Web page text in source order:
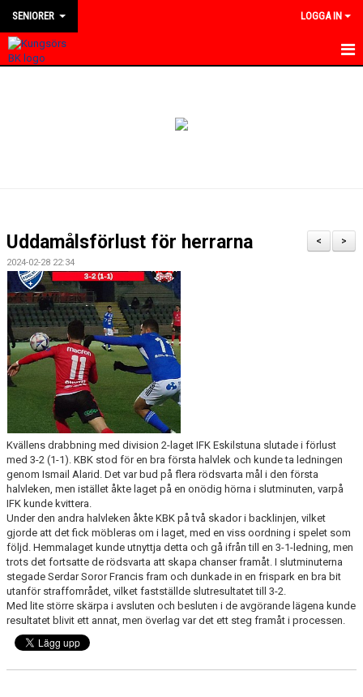
SENIORER LOGGA IN
DOKUMENT
KONTAKT
MATCHER
DIVISION 4 VÄSTMANLAND
>
<
Uddamålsförlust för herrarna
2024-02-28 22:34
Kvällens drabbning med division 2-laget IFK Eskilstuna slutade i förlust
med 3-2 (1-1). KBK stod för en bra första halvlek och kunde ta ledningen
genom Ismail Alarid. Det var bud på flera rödsvarta mål i den första
halvleken, men istället åkte laget på en onödig hörna i slutminuten, varpå
IFK kunde kvittera.
Under den andra halvleken åkte KBK på två skador i backlinjen, vilket
gjorde att det fick möbleras om i laget, med en viss oordning i spelet som
följd. Hemmalaget kunde utnyttja detta och gå ifrån till en 3-1-ledning, men
trots det fortsatte de rödsvarta att skapa chanser framåt. I slutminuterna
stegade Serdar Soror Francis fram och dunkade in en frispark en bra bit
utanför straffområdet, vilket fastställde slutresultatet till 3-2.
Med lite större skärpa i avsluten och besluten i de avgörande lägena kunde
resultatet blivit ett annat, men överlag var det ett steg framåt i processen.